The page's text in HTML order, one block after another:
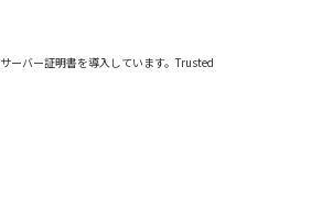
サーバー証明書を導入しています。Trusted